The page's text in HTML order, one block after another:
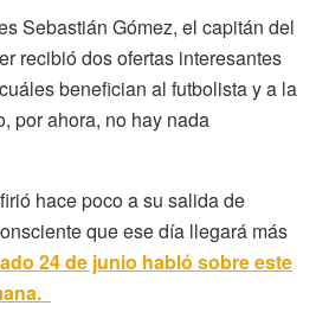
Sebastián Gómez, el capitán del
recibió dos ofertas interesantes
benefician al futbolista y a la
por ahora, no hay nada
hace poco a su salida de
que ese día llegará más
24 de junio habló sobre este